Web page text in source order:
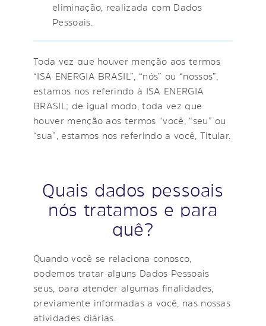
eliminação, realizada com Dados
Pessoais.
Toda vez que houver menção aos termos
“ISA ENERGIA BRASIL”, “nós” ou “nossos”,
estamos nos referindo à ISA ENERGIA
BRASIL; de igual modo, toda vez que
houver menção aos termos “você, “seu” ou
“sua”, estamos nos referindo a você, Titular.
Quais dados pessoais
nós tratamos e para
quê?
Quando você se relaciona conosco,
podemos tratar alguns Dados Pessoais
seus, para atender algumas finalidades,
previamente informadas a você, nas nossas
atividades diárias.